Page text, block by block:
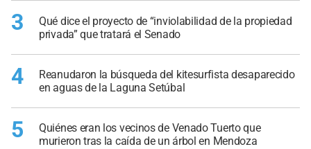
3
Qué dice el proyecto de “inviolabilidad de la propiedad
privada” que tratará el Senado
4
Reanudaron la búsqueda del kitesurfista desaparecido
en aguas de la Laguna Setúbal
5
Quiénes eran los vecinos de Venado Tuerto que
murieron tras la caída de un árbol en Mendoza